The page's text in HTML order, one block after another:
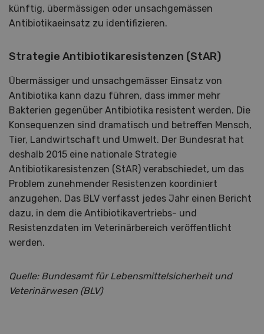
künftig, übermässigen oder unsachgemässen
Antibiotikaeinsatz zu identifizieren.
Strategie Antibiotikaresistenzen (StAR)
Übermässiger und unsachgemässer Einsatz von
Antibiotika kann dazu führen, dass immer mehr
Bakterien gegenüber Antibiotika resistent werden. Die
Konsequenzen sind dramatisch und betreffen Mensch,
Tier, Landwirtschaft und Umwelt. Der Bundesrat hat
deshalb 2015 eine nationale Strategie
Antibiotikaresistenzen (StAR) verabschiedet, um das
Problem zunehmender Resistenzen koordiniert
anzugehen. Das BLV verfasst jedes Jahr einen Bericht
dazu, in dem die Antibiotikavertriebs- und
Resistenzdaten im Veterinärbereich veröffentlicht
werden.
Quelle: Bundesamt für Lebensmittelsicherheit und
Veterinärwesen (BLV)